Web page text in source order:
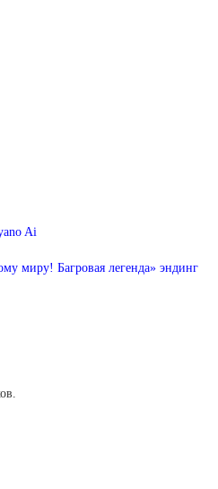
Ai
миру! Багровая легенда» эндинг